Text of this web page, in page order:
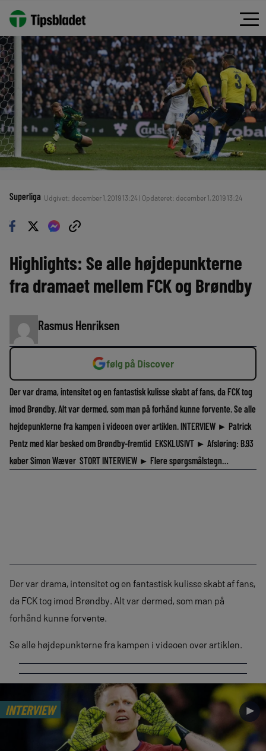
Superliga Udgivet: december 1, 2019 13:24 | Opdateret: december 1, 2019 13:24
Highlights: Se alle højdepunkterne
fra dramaet mellem FCK og Brøndby
Rasmus Henriksen
følg på Discover
Der var drama, intensitet og en fantastisk kulisse skabt af fans, da FCK tog
imod Brøndby. Alt var dermed, som man på forhånd kunne forvente. Se alle
højdepunkterne fra kampen i videoen over artiklen. INTERVIEW ► Patrick
Pentz med klar besked om Brøndby-fremtid EKSKLUSIVT ► Afsløring: B.93
køber Simon Wæver STORT INTERVIEW ► Flere spørgsmålstegn…
Der var drama, intensitet og en fantastisk kulisse skabt af fans,
da FCK tog imod Brøndby. Alt var dermed, som man på
forhånd kunne forvente.
Se alle højdepunkterne fra kampen i videoen over artiklen.
INTERVIEW ►